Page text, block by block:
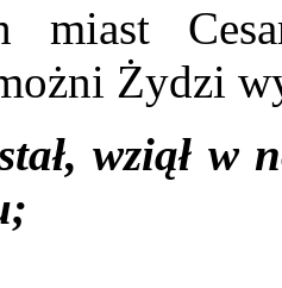
miast
Żydzi
wziął w